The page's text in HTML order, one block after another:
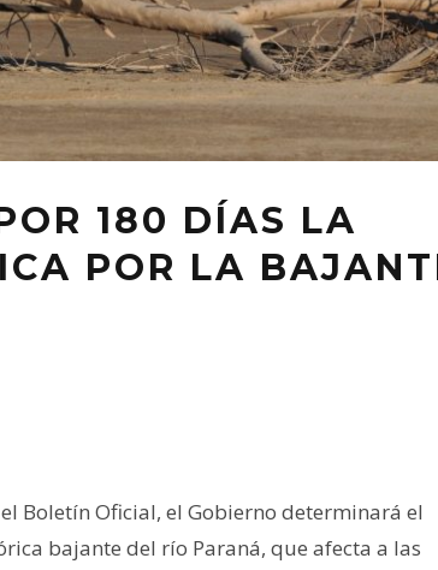
180 DÍAS LA
POR LA
Boletín Oficial, el Gobierno determinará el
bajante del río Paraná, que afecta a las